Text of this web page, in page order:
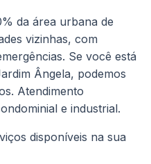
da área urbana de
vizinhas, com
Se você está
Ângela, podemos
Atendimento
e industrial.
disponíveis na sua